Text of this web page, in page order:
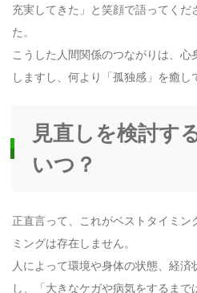
充実してきた」と笑顔で語ってくだ
た。
こうした人間関係のつながりは、
しますし、何より「孤独感」を癒し
見直しを検討す
いつ？
正直言って、これがベストタイミン
ミングは存在しません。
人によって環境や身体の状態、経
し、「大きなケガや病気をするま